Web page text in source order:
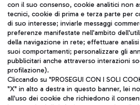
TRAVEL JOURNAL
ITA
con il suo consenso, cookie analitici non
tecnici, cookie di prima e terza parte per
di suo interesse; inviarle messaggi
preferenze manifestate nell'ambito
della navigazione in rete; effettuare
suoi comportamenti; personalizzare gli
pubblicitari anche attraverso interazioni
profilazione).
Cliccando su "PROSEGUI CON I SOLI
"X" in alto a destra in questo banner, lei
all'uso dei cookie che richiedono il